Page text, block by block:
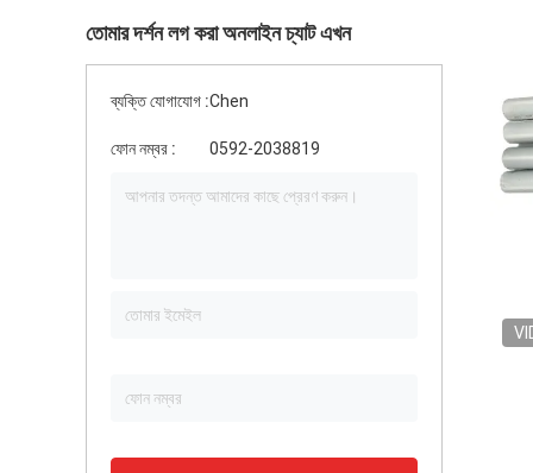
তোমার দর্শন লগ করা অনলাইন চ্যাট এখন
ব্যক্তি যোগাযোগ :Chen
ফোন নম্বর : 0592-2038819